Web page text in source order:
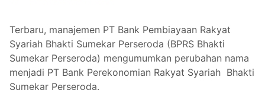
Terbaru, manajemen PT Bank Pembiayaan Rakyat
Syariah Bhakti Sumekar Perseroda (BPRS Bhakti
Sumekar Perseroda) mengumumkan perubahan nama
menjadi PT Bank Perekonomian Rakyat Syariah Bhakti
Sumekar Perseroda.